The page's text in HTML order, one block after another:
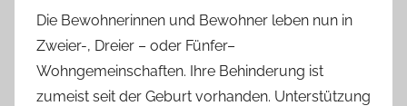
Die Bewohnerinnen und Bewohner leben nun in
Zweier-, Dreier – oder Fünfer–
Wohngemeinschaften. Ihre Behinderung ist
zumeist seit der Geburt vorhanden. Unterstützung